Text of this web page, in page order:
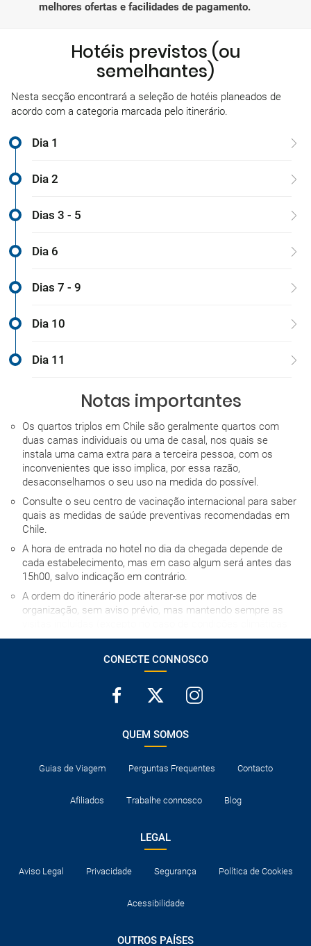
melhores ofertas e facilidades de pagamento.
Hotéis previstos (ou
semelhantes)
Nesta secção encontrará a seleção de hotéis planeados de
acordo com a categoria marcada pelo itinerário.
Dia 1
Dia 2
Dias 3 - 5
Dia 6
Dias 7 - 9
Dia 10
Dia 11
Notas importantes
Os quartos triplos em Chile são geralmente quartos com
duas camas individuais ou uma de casal, nos quais se
instala uma cama extra para a terceira pessoa, com os
inconvenientes que isso implica, por essa razão,
desaconselhamos o seu uso na medida do possível.
Consulte o seu centro de vacinação internacional para saber
quais as medidas de saúde preventivas recomendadas em
Chile.
A hora de entrada no hotel no dia da chegada depende de
cada estabelecimento, mas em caso algum será antes das
15h00, salvo indicação em contrário.
A ordem do itinerário pode alterar-se por motivos de
organização, sem aviso prévio, mas mantendo sempre as
adversas impedirem a sua realização).
O cartão de crédito é considerado uma garantia, pelo que,
por vezes, o seu uso é imprescindível para se registar nos
Os preços são calculados com base no valor das entradas
programa. Caso ocorra um aumento do preço, o mesmo
será oportunamente informado.
Caso seja uma pessoa com mobilidade reduzida, entre em
Consulte a documentação necessária para entrar os
CONECTE CONNOSCO
QUEM SOMOS
Guias de Viagem Perguntas Frequentes Contacto
Afiliados Trabalhe connosco Blog
LEGAL
Aviso Legal Privacidade Segurança Política de Cookies
Acessibilidade
OUTROS PAÍSES